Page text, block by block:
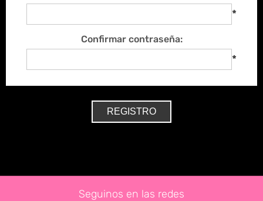
*
Confirmar contraseña:
*
Seguinos en las redes